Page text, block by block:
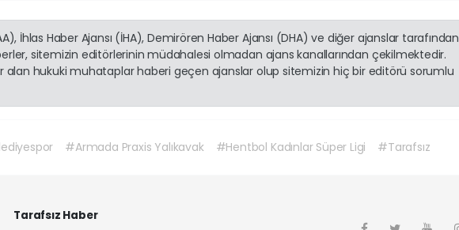
İhlas Haber Ajansı (İHA), Demirören Haber Ajansı (DHA) ve diğer ajanslar tarafından
sitemizin editörlerinin müdahalesi olmadan ajans kanallarından çekilmektedir.
alan hukuki muhataplar haberi geçen ajanslar olup sitemizin hiç bir editörü sorumlu
#Armada Praxis Yalıkavak #Hentbol Kadınlar Süper Ligi #Tarafsız
Tarafsız Haber